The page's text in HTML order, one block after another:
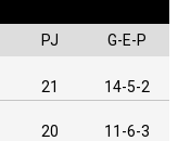
PJ G-E-P
21 14-5-2
20 11-6-3